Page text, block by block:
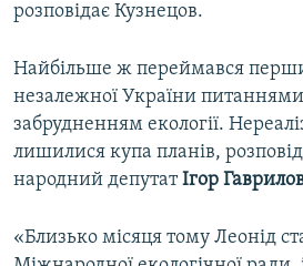
розповідає Кузнецов.
Найбільше ж переймався
незалежної України
забрудненням екології.
лишилися купа планів,
народний депутатІгор
«Близько місяця тому Леонід